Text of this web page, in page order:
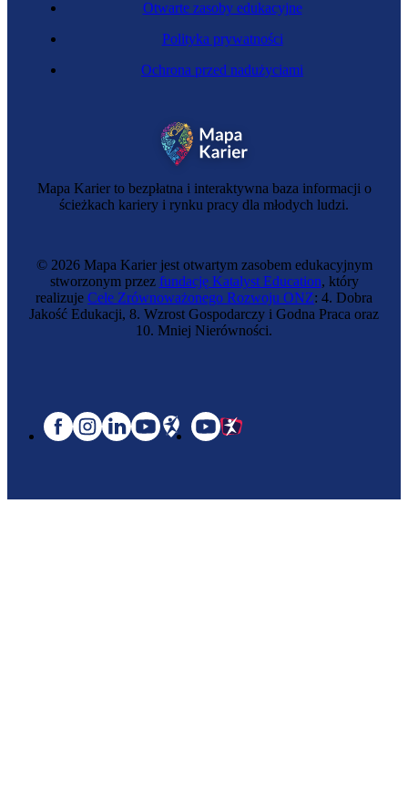
Mapa Karier to bezpłatna i interaktywna baza informacji o
ścieżkach kariery i rynku pracy dla młodych ludzi.
Otwarte zasoby edukacyjne
Polityka prywatności
Ochrona przed nadużyciami
© 2026 Mapa Karier jest otwartym zasobem edukacyjnym
stworzonym przez fundację Katalyst Education, który
realizuje Cele Zrównoważonego Rozwoju ONZ: 4. Dobra
Jakość Edukacji, 8. Wzrost Gospodarczy i Godna Praca oraz
10. Mniej Nierówności.